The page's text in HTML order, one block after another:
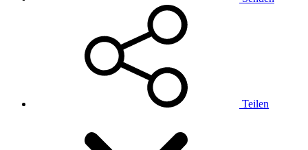
Teilen